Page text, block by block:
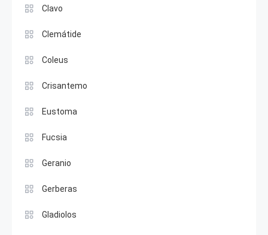
Clavo
Clemátide
Coleus
Crisantemo
Eustoma
Fucsia
Geranio
Gerberas
Gladiolos